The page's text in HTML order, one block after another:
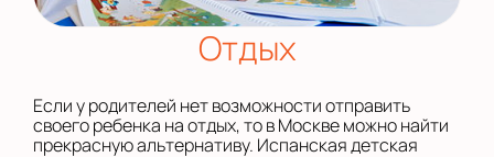
Отдых
Если у родителей нет возможности отправить
своего ребенка на отдых, то в Москве можно найти
прекрасную альтернативу. Испанская детская